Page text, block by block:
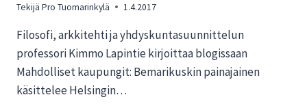
Tekijä Pro Tuomarinkylä 1.4.2017
Filosofi, arkkitehti ja yhdyskuntasuunnittelun
professori Kimmo Lapintie kirjoittaa blogissaan
Mahdolliset kaupungit: Bemarikuskin painajainen
käsittelee Helsingin…